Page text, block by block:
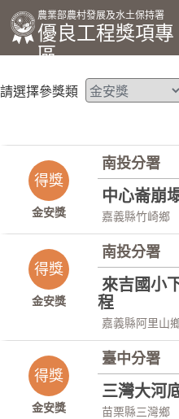
農業部農村發展及水土保持署
優良工程獎項專
區
請選擇參獎類
得獎
金安獎
南投分署
中心崙崩
嘉義縣竹崎鄉
得獎
金安獎
南投分署
來吉國小
程
嘉義縣阿里山
得獎
金安獎
臺中分署
三灣大河
苗栗縣三灣鄉